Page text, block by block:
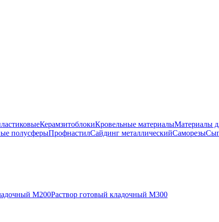
КерамзитоблокиКровельные материалыМатериалы
полусферыПрофнастилСайдинг металлическийСаморезы
М200Раствор готовый кладочный М300